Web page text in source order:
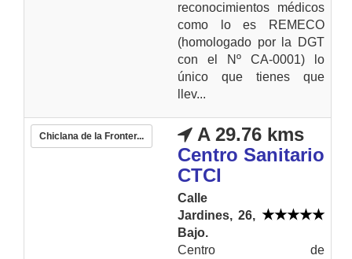
reconocimientos médicos
como lo es REMECO
(homologado por la DGT
con el Nº CA-0001) lo
único que tienes que
llev...
Chiclana de la Fronter...
A 29.76 kms
Centro Sanitario
CTCI
Calle
Jardines, 26,
Bajo.
Centro de